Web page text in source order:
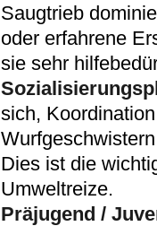
Saugtrieb
oder erfahrene
sie sehr
sich,
Dies ist die
Umweltreize.
Präjugend /